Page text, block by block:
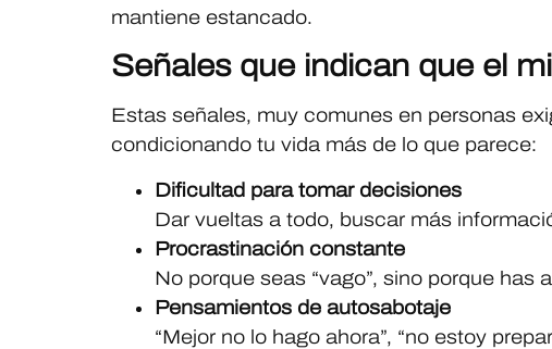
mantiene estancado.
Señales que indican que el
Estas señales, muy comunes en personas
condicionando tu vida más de lo que parece:
Dificultad para tomar decisiones
Dar vueltas a todo, buscar más
Procrastinación constante
No porque seas “vago”, sino porque has
Pensamientos de autosabotaje
“Mejor no lo hago ahora”, “no estoy